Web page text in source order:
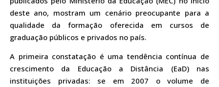
deste ano, mostram um cenário preocupante para a
qualidade da formação oferecida em cursos de
graduação públicos e privados no país.
A primeira constatação é uma tendência contínua de
crescimento da Educação a Distância (EaD) nas
instituições privadas: se em 2007 o volume de